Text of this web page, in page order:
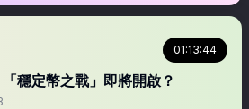
01:13:44
穩定幣之戰」即將開啟？